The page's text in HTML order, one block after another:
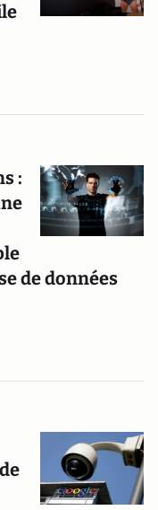
:
de données